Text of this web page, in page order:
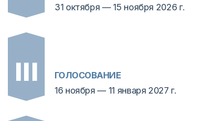
31 октября — 15 ноября 2026 г.
ГОЛОСОВАНИЕ
16 ноября — 11 января 2027 г.